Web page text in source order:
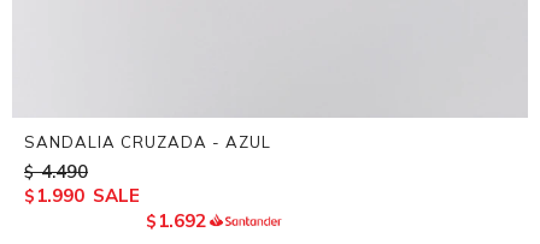
SANDALIA CRUZADA - AZUL
$ 4.490
$ 1.990
$ 1.692